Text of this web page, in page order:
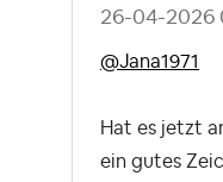
‎26-04-2026
@Jana1971
Hat es jetzt
ein gutes